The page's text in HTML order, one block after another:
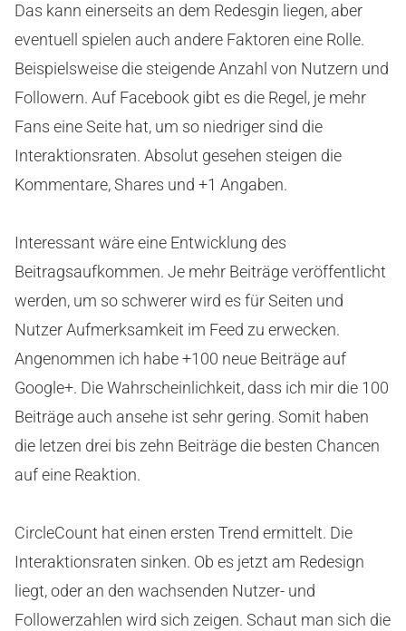
Das kann einerseits an dem Redesgin liegen, aber
eventuell spielen auch andere Faktoren eine Rolle.
Beispielsweise die steigende Anzahl von Nutzern und
Followern. Auf Facebook gibt es die Regel, je mehr
Fans eine Seite hat, um so niedriger sind die
Interaktionsraten. Absolut gesehen steigen die
Kommentare, Shares und +1 Angaben.
Interessant wäre eine Entwicklung des
Beitragsaufkommen. Je mehr Beiträge veröffentlicht
werden, um so schwerer wird es für Seiten und
Nutzer Aufmerksamkeit im Feed zu erwecken.
Angenommen ich habe +100 neue Beiträge auf
Google+. Die Wahrscheinlichkeit, dass ich mir die 100
Beiträge auch ansehe ist sehr gering. Somit haben
die letzen drei bis zehn Beiträge die besten Chancen
auf eine Reaktion.
CircleCount hat einen ersten Trend ermittelt. Die
Interaktionsraten sinken. Ob es jetzt am Redesign
liegt, oder an den wachsenden Nutzer- und
Followerzahlen wird sich zeigen. Schaut man sich die